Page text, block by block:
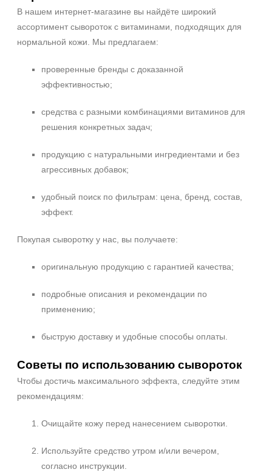
День
Ежедневный
Показать еще
Для женщин
Процедура
Массаж
Пилинг
Уровень SPF защиты
SPF 25
SPF 50
В нашем интернет‑магазине вы найдёте широкий
ассортимент сывороток с витаминами, подходящих для
нормальной кожи. Мы предлагаем:
проверенные бренды с доказанной
эффективностью;
средства с разными комбинациями витаминов для
решения конкретных задач;
продукцию с натуральными ингредиентами и без
агрессивных добавок;
удобный поиск по фильтрам: цена, бренд, состав,
эффект.
Покупая сыворотку у нас, вы получаете:
оригинальную продукцию с гарантией качества;
подробные описания и рекомендации по
применению;
быструю доставку и удобные способы оплаты.
Советы по использованию сывороток
Чтобы достичь максимального эффекта, следуйте этим
рекомендациям:
Очищайте кожу перед нанесением сыворотки.
Используйте средство утром и/или вечером,
согласно инструкции.
+7 (495) 640-58-89
+7 (929) 933-09-89